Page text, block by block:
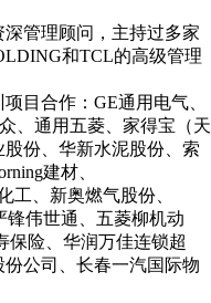
管理顾问，主持过多家
和TCL的高级管理
目合作：GE通用电气、
、通用五菱、家得宝（天
份、华新水泥股份、索
建材、
工、新奥燃气股份、
伟世通、五菱柳机动
保险、华润万佳连锁超
公司、长春一汽国际物